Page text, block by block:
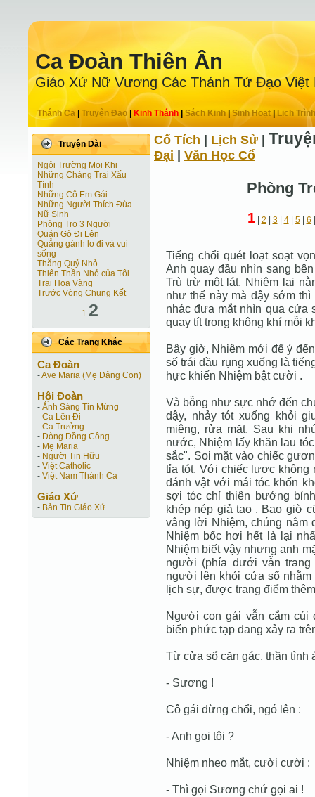
Ca Ðoàn Thiên Ân
Giáo Xứ Nữ Vương Các Thánh Tử Ðạo Việt
Thánh Ca Truyện Ðạo| Kinh Thánh Sách Kinh|Sinh Hoạt| Lịch Trình
Truyện Dài
Ngôi Trường Mọi Khi
Những Chàng Trai Xấu
Tính
Những Cô Em Gái
Những Người Thích Đùa
Nữ Sinh
Phòng Trọ 3 Người
Quán Gò Đi Lên
Quẳng gánh lo đi và vui
sống
Thằng Quỷ Nhỏ
Thiên Thần Nhỏ của Tôi
Trại Hoa Vàng
Trước Vòng Chung Kết
1 2
Các Trang Khác
Ca Ðoàn
-Ave Maria (Mẹ Dâng Con)
Hội Ðoàn
- Ánh Sáng Tin Mừng
- Ca Lên Đi
- Ca Trưởng
- Dòng Đồng Công
- Mẹ Maria
- Người Tin Hữu
- Việt Catholic
- Việt Nam Thánh Ca
Giáo Xứ
- Bản Tin Giáo Xứ
Cổ Tích Lịch Sử
Ðại Văn Học Cổ
Phòng
1| 2 3| 4| 5| 6
Tiếng chổi quét loạt soạt
Anh quay đầu nhìn sang
Trù trừ một lát, Nhiệm lại
như thế này mà dậy sớm
nhác đưa mắt nhìn qua cửa
quay tít trong không khí mỗi
Bây giờ, Nhiệm mới để ý
số trái dầu rụng xuống là
hực khiến Nhiệm bật cười .
Và bỗng như sực nhớ đến
dậy, nhảy tót xuống khỏi
miệng, rửa mặt. Sau khi
nước, Nhiệm lấy khăn lau
sắc". Soi mặt vào chiếc
tỉa tót. Với chiếc lược không
đánh vật với mái tóc khốn
sợi tóc chỉ thiên bướng
khép nép giả tạo . Bao giờ
vâng lời Nhiệm, chúng nằm
Nhiệm bốc hơi hết là lại
Nhiệm biết vậy nhưng anh
người (phía dưới vẫn
người lên khỏi cửa sổ
lịch sự, được trang điểm
Người con gái vẫn cắm cúi
biến phức tạp đang xảy ra
Từ cửa sổ căn gác, thần tình
- Sương !
Cô gái dừng chổi, ngó lên :
- Anh gọi tôi ?
Nhiệm nheo mắt, cười cười :
- Thì gọi Sương chứ gọi ai !